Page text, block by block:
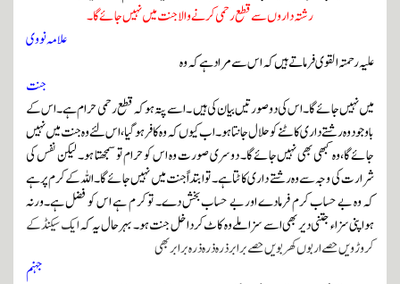
رشتہ داروں سے قطع رحمی کرنے والا جنت میں نہیں جائے گا۔
علامہ نووی
علیہ رحمتہ القوی فرماتے ہیں کہ اس سے مرادہے کہ وہ
جنت
میں نہیں جائے گا۔اس کی دو صورتیں بیان کی ہیں ۔ اسے پتہ ہو کہ قطع رحمی حرام ہے۔ اس کے
باوجود وہ رشتے داری کاٹنے کو حلال جانتاہو۔ اب کیوں کہ وہ کافر ہوگیا ، اس لئے وہ جنت میں نہیں
جائے گا،وہ کبھی بھی نہیں جائے گا۔ دوسری صورت وہ اس کو حرام تو سمجھتا ہو۔ لیکن نفس کی
شرارت کی وجہ سے وہ رشتے داری کاٹتا ہے۔ تو ابتداً جنت میں نہیں جائے گا۔ اللہ کے کرم پر ہے
کہ وہ بے حساب کرم فرمادے اور بے حساب بخش دے۔ تو کر م ہے اس کو فضل ہے۔ورنہ
ہواپنی سزاء جتنی دیر بھی اسے سزا ملے وہ کاٹ کرداخل جنت ہو ۔ بہرحال یہ کہایک سیکنڈ کے
کروڑویں حصے اربوں کھربویں حصے برابرذرہ ذرہ ذرہ برابر بھی
جہنم